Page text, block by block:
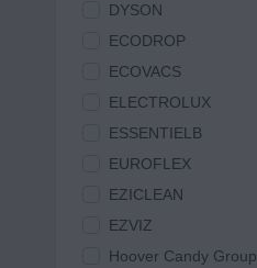
DYSON
ECODROP
ECOVACS
ELECTROLUX
ESSENTIELB
EUROFLEX
EZICLEAN
EZVIZ
Hoover Candy Group